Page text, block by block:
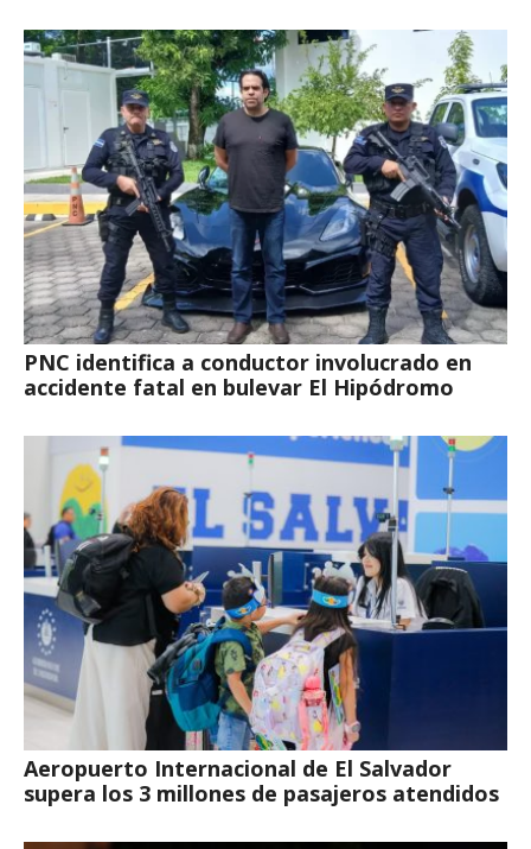
PNC identifica a conductor involucrado en
accidente fatal en bulevar El Hipódromo
Aeropuerto Internacional de El Salvador
supera los 3 millones de pasajeros atendidos